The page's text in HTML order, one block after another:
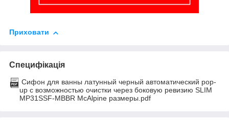
Приховати
Специфікація
Сифон для ванны латунный черный автоматический pop-
up с возможностью очистки через боковую ревизию SLIM
MP31SSF-MBBR McAlpine размеры.pdf